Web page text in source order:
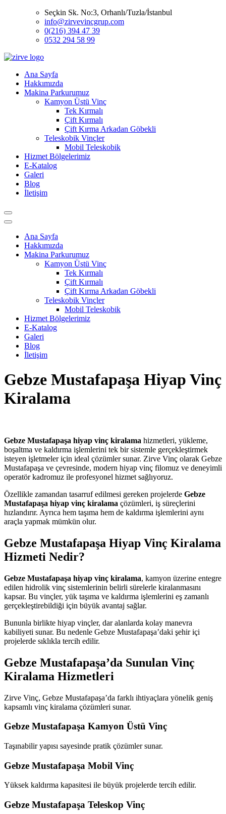
Seçkin Sk. No:3, Orhanlı/Tuzla/İstanbul
info@zirvevincgrup.com
0(216) 394 47 39
0532 294 58 99
Ana Sayfa
Hakkımızda
Makina Parkurumuz
Kamyon Üstü Vinç
Tek Kırmalı
Çift Kırmalı
Çift Kırma Arkadan Göbekli
Teleskobik Vinçler
Mobil Teleskobik
Hizmet Bölgelerimiz
E-Katalog
Galeri
Blog
İletişim
Ana Sayfa
Hakkımızda
Makina Parkurumuz
Kamyon Üstü Vinç
Tek Kırmalı
Çift Kırmalı
Çift Kırma Arkadan Göbekli
Teleskobik Vinçler
Mobil Teleskobik
Hizmet Bölgelerimiz
E-Katalog
Galeri
Blog
İletişim
Gebze Mustafapaşa Hiyap Vinç
Kiralama
Gebze Mustafapaşa hiyap vinç kiralama hizmetleri, yükleme,
boşaltma ve kaldırma işlemlerini tek bir sistemle gerçekleştirmek
isteyen işletmeler için ideal çözümler sunar. Zirve Vinç olarak Gebze
Mustafapaşa ve çevresinde, modern hiyap vinç filomuz ve deneyimli
operatör kadromuz ile profesyonel hizmet sağlıyoruz.
Özellikle zamandan tasarruf edilmesi gereken projelerde Gebze
Mustafapaşa hiyap vinç kiralama çözümleri, iş süreçlerini
hızlandırır. Ayrıca hem taşıma hem de kaldırma işlemlerini aynı
araçla yapmak mümkün olur.
Gebze Mustafapaşa Hiyap Vinç Kiralama
Hizmeti Nedir?
Gebze Mustafapaşa hiyap vinç kiralama, kamyon üzerine entegre
edilen hidrolik vinç sistemlerinin belirli sürelerle kiralanmasını
kapsar. Bu vinçler, yük taşıma ve kaldırma işlemlerini eş zamanlı
gerçekleştirebildiği için büyük avantaj sağlar.
Bununla birlikte hiyap vinçler, dar alanlarda kolay manevra
kabiliyeti sunar. Bu nedenle Gebze Mustafapaşa’daki şehir içi
projelerde sıklıkla tercih edilir.
Gebze Mustafapaşa’da Sunulan Vinç
Kiralama Hizmetleri
Zirve Vinç, Gebze Mustafapaşa’da farklı ihtiyaçlara yönelik geniş
kapsamlı vinç kiralama çözümleri sunar.
Gebze Mustafapaşa Kamyon Üstü Vinç
Taşınabilir yapısı sayesinde pratik çözümler sunar.
Gebze Mustafapaşa Mobil Vinç
Yüksek kaldırma kapasitesi ile büyük projelerde tercih edilir.
Gebze Mustafapaşa Teleskop Vinç